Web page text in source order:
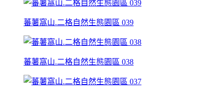
蕃薯窩山.二格自然生態園區 039
蕃薯窩山.二格自然生態園區 038